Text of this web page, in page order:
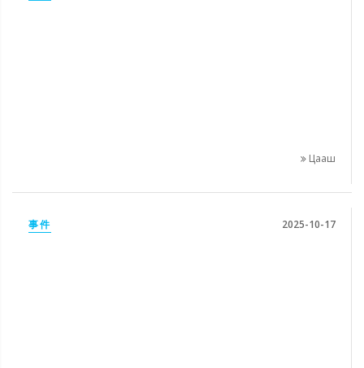
Цааш
事件 2025-10-17